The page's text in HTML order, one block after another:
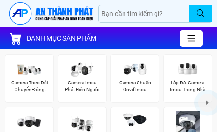
DANH MỤC SẢN PHẨM
Camera Theo Dỏi
Chuyển Động
Camera Imou
Phát Hiện Người
Camera Chuẩn
Onvif Imou
Lắp Đặt Camera
Imou Trong Nhà